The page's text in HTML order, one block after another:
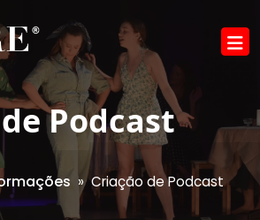
Podcast
» Criação de Podcast